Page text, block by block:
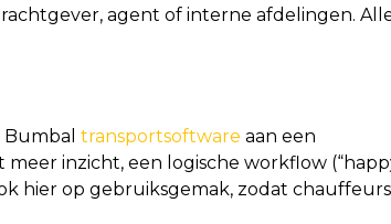
agent of interne afdelingen.
transportsoftware aan een
inzicht, een logische workflow
hier op gebruiksgemak, zodat chauffeurs